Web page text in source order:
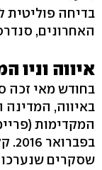
בדיחה פוליטית
האחרונים,
איווה וניו
באיווה,
המקדימות
שסקרים